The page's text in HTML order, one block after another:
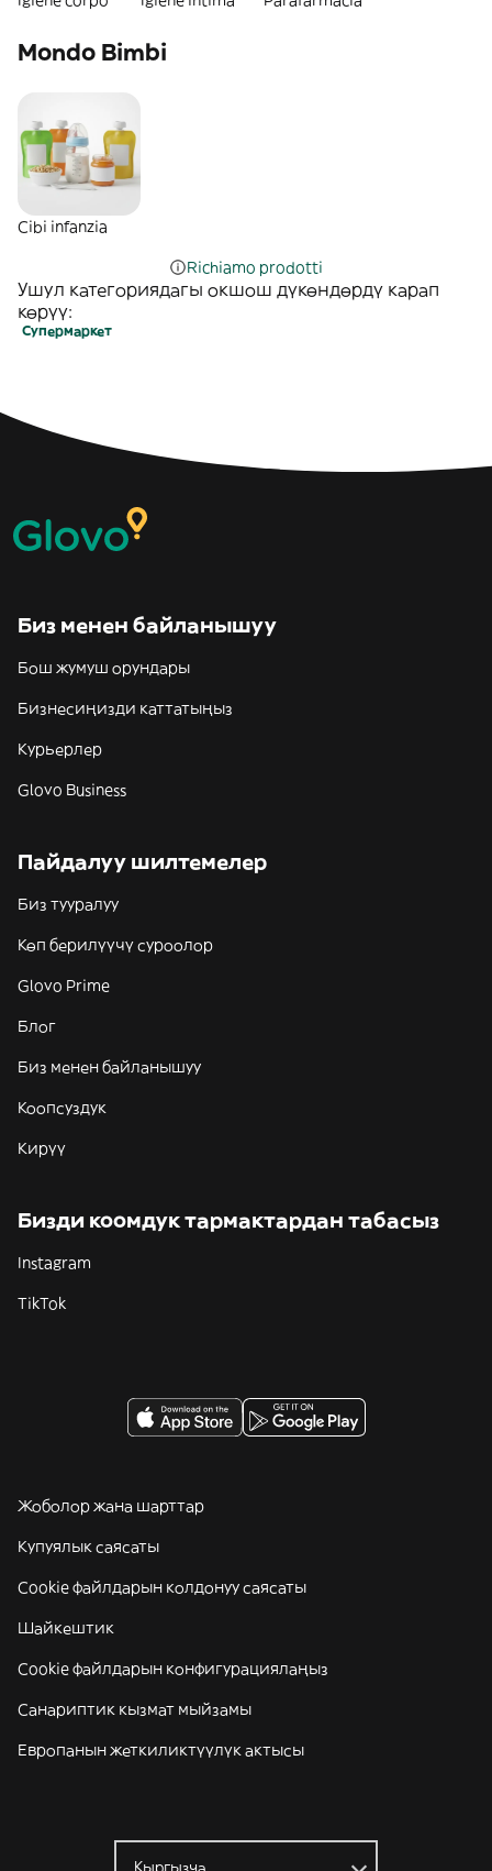
Mondo Bimbi
Cibi infanzia
Richiamo prodotti
Ушул категориядагы окшош дүкөндөрдү карап
көрүү:
Супермаркет
Биз менен байланышуу
Бош жумуш орундары
Бизнесиңизди каттатыңыз
Курьерлер
Glovo Business
Пайдалуу шилтемелер
Биз тууралуу
Көп берилүүчү суроолор
Glovo Prime
Блог
Биз менен байланышуу
Коопсуздук
Кирүү
Бизди коомдук тармактардан табасыз
Instagram
TikTok
Жоболор жана шарттар
Купуялык саясаты
Cookie файлдарын колдонуу саясаты
Шайкештик
Cookie файлдарын конфигурациялаңыз
Санариптик кызмат мыйзамы
Европанын жеткиликтүүлүк актысы